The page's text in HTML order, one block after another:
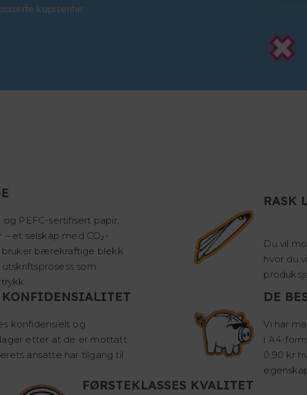
kopisenter.
PEFC-sertifisert papir,
et selskap med CO₂-
bruker bærekraftige blekk
som
RASK
Du vil
hvor du
konfidensielt og
etter at de er mottatt.
ansatte har tilgang til
DE
Vi har
i A4-
0,90 kr
FØRSTEKLASSES KVALITET